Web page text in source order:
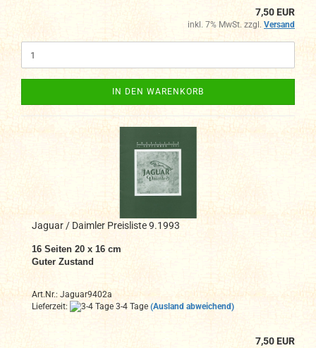
7,50 EUR
inkl. 7% MwSt. zzgl. Versand
IN DEN WARENKORB
Jaguar / Daimler Preisliste 9.1993
16 Seiten 20 x 16 cm
Guter Zustand
Art.Nr.: Jaguar9402a
Lieferzeit:
3-4 Tage (Ausland abweichend)
7,50 EUR